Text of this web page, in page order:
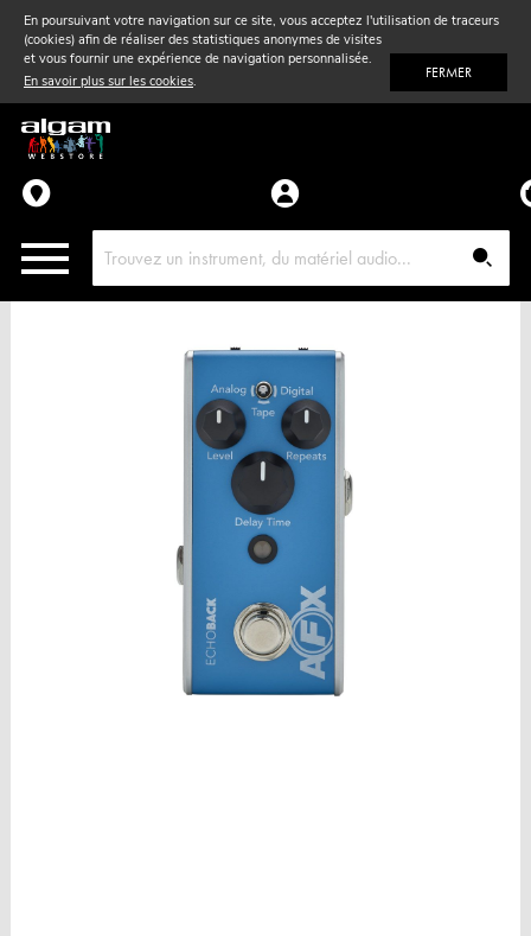
En poursuivant votre navigation sur ce site, vous acceptez l'utilisation de traceurs
(cookies) afin de réaliser des statistiques anonymes de visites
et vous fournir une expérience de navigation personnalisée.
En savoir plus sur les cookies. FERMER
Vent& Violon
Accessoires
Pièces détachées